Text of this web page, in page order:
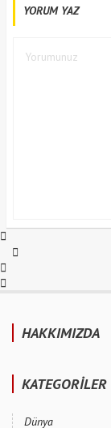
YORUM YAZ
HAKKIMIZDA
KATEGORİLER
Dünya